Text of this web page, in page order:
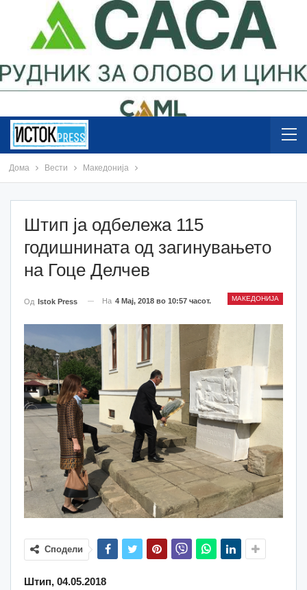
Дома Вести Македонија
Штип ја одбележа 115
годишнината од загинувањето
на Гоце Делчев
МАКЕДОНИЈА
Од Istok Press На 4 Мај, 2018 во 10:57 часот.
Сподели
Штип, 04.05.2018